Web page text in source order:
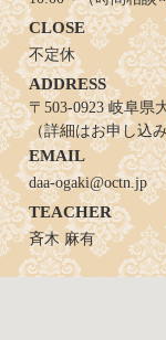
CLOSE
不定休
ADDRESS
〒503-0923 岐阜県
（詳細はお申し込
EMAIL
daa-ogaki@octn.jp
TEACHER
斉木 麻有